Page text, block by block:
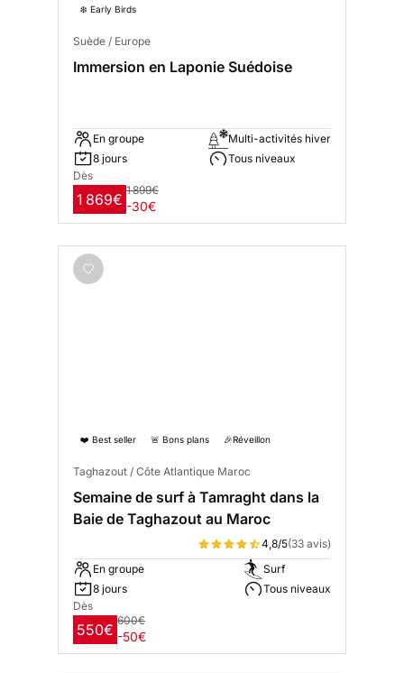
❄️ Early Birds
Suède / Europe
Immersion en Laponie Suédoise
En groupe
8 jours
Multi-activités hiver
Tous niveaux
Dès
1 869€
1 899€
-30€
❤️ Best seller 🚨 Bons plans 🎉Réveillon
Taghazout / Côte Atlantique Maroc
Semaine de surf à Tamraght dans la
Baie de Taghazout au Maroc
4,8/5(33 avis)
En groupe
8 jours
Surf
Tous niveaux
Dès
550€
600€
-50€